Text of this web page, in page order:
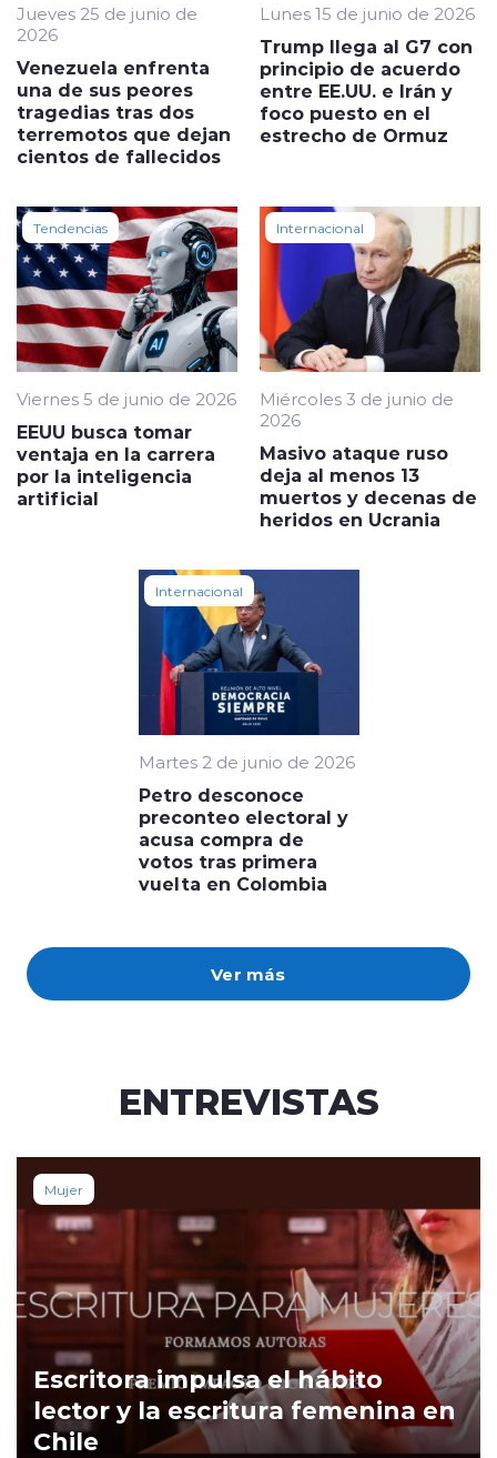
Ver más
Jueves 25 de junio de
2026
Venezuela enfrenta
una de sus peores
tragedias tras dos
terremotos que dejan
cientos de fallecidos
Lunes 15 de junio de 2026
Trump llega al G7 con
principio de acuerdo
entre EE.UU. e Irán y
foco puesto en el
estrecho de Ormuz
Tendencias
Viernes 5 de junio de 2026
EEUU busca tomar
ventaja en la carrera
por la inteligencia
artificial
Internacional
Miércoles 3 de junio de
2026
Masivo ataque ruso
deja al menos 13
muertos y decenas de
heridos en Ucrania
Internacional
Martes 2 de junio de 2026
Petro desconoce
preconteo electoral y
acusa compra de
votos tras primera
vuelta en Colombia
ENTREVISTAS
Mujer
Escritora impulsa el hábito
lector y la escritura femenina en
Chile